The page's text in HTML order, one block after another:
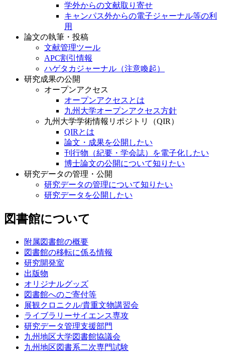
学外からの文献取り寄せ
キャンパス外からの電子ジャーナル等の利
用
論文の執筆・投稿
文献管理ツール
APC割引情報
ハゲタカジャーナル（注意喚起）
研究成果の公開
オープンアクセス
オープンアクセスとは
九州大学オープンアクセス方針
九州大学学術情報リポジトリ（QIR）
QIRとは
論文・成果を公開したい
刊行物（紀要・学会誌）を電子化したい
博士論文の公開について知りたい
研究データの管理・公開
研究データの管理について知りたい
研究データを公開したい
図書館について
附属図書館の概要
図書館の移転に係る情報
研究開発室
出版物
オリジナルグッズ
図書館へのご寄付等
展観クロニクル/貴重文物講習会
ライブラリーサイエンス専攻
研究データ管理支援部門
九州地区大学図書館協議会
九州地区図書系二次専門試験